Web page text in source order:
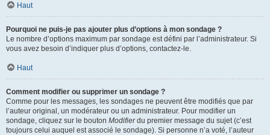
Haut
Pourquoi ne puis-je pas ajouter plus d’options à mon sondage ?
Le nombre d’options maximum par sondage est défini par l’administrateur. Si
vous avez besoin d’indiquer plus d’options, contactez-le.
Haut
Comment modifier ou supprimer un sondage ?
Comme pour les messages, les sondages ne peuvent être modifiés que par
l’auteur original, un modérateur ou un administrateur. Pour modifier un
sondage, cliquez sur le bouton Modifierdu premier message du sujet (c’est
toujours celui auquel est associé le sondage). Si personne n’a voté, l’auteur